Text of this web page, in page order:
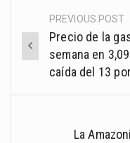
Post
navigation
PREVIOUS POST
Precio de la
semana en
caída del 13
La